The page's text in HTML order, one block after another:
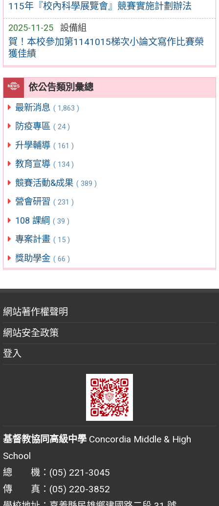
115年『校內科學展覽會』競賽實施計劃辦法
2025-11-25 設備組
賀！本校參加第1141015梯次小論文寫作比賽榮
獲佳績
依公告類別彙總
最新消息 ( 1,863 )
防疫專區 ( 24 )
升學輔導 ( 161 )
教育宣導 ( 134 )
競賽活動&成果 ( 389 )
營會研習 ( 231 )
108 課綱 ( 39 )
專案計畫 ( 15 )
獎助學金 ( 66 )
網站著作權聲明
網站安全政策
登入
基督教協同高級中學 Concordia Middle & High
School
總 機：(05) 221-3045
傳 真：(05) 220-3852